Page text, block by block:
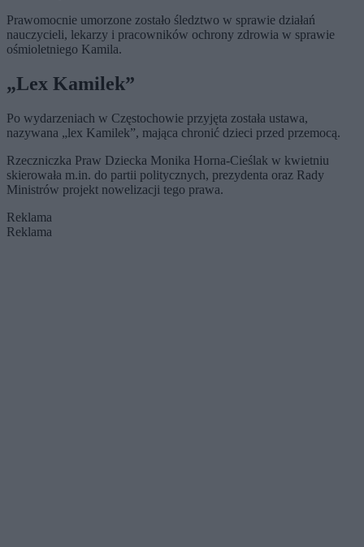
Prawomocnie umorzone zostało śledztwo w sprawie działań
nauczycieli, lekarzy i pracowników ochrony zdrowia w sprawie
ośmioletniego Kamila.
„Lex Kamilek”
Po wydarzeniach w Częstochowie przyjęta została ustawa,
nazywana „lex Kamilek”, mająca chronić dzieci przed przemocą.
Rzeczniczka Praw Dziecka Monika Horna-Cieślak w kwietniu
skierowała m.in. do partii politycznych, prezydenta oraz Rady
Ministrów projekt nowelizacji tego prawa.
Reklama
Reklama